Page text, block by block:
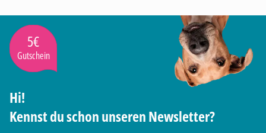
5€
Gutschein
Hi!
Kennst du schon unseren Newsletter?